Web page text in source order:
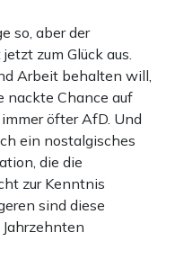
so, aber der
zum Glück aus.
Arbeit behalten will,
nackte Chance auf
öfter AfD. Und
ein nostalgisches
die die
zur Kenntnis
sind diese